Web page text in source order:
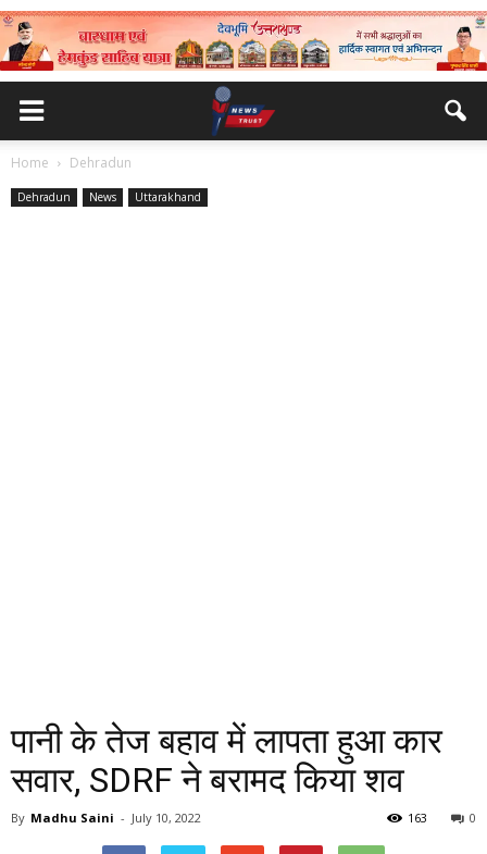
Home Dehradun
Dehradun News Uttarakhand
पानी के तेज बहाव में लापता हुआ कार
सवार, SDRF ने बरामद किया शव
By Madhu Saini - July 10, 2022 0
163